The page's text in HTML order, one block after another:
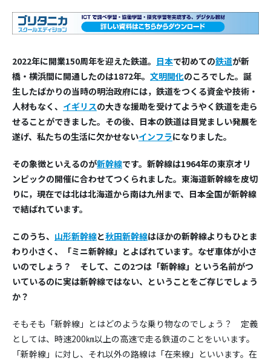
2022年に開業150周年を迎えた鉄道。 日本で初めての鉄道が新
橋・横浜間に開通したのは1872年。 文明開化のころでした。誕
生したばかりの当時の明治政府には，鉄道をつくる資金や技術・
人材もなく、 イギリスの大きな援助を受けてようやく鉄道を走ら
せることができました。その後、日本の鉄道は目覚ましい発展を
遂げ、私たちの生活に欠かせないインフラになりました。
その象徴といえるのが新幹線です。新幹線は1964年の東京オリ
ンピックの開催に合わせてつくられました。東海道新幹線を皮切
りに，現在では北は北海道から南は九州まで、日本全国が新幹線
で結ばれています。
このうち、 山形新幹線と秋田新幹線はほかの新幹線よりもひとま
わり小さく、「ミニ新幹線」とよばれています。なぜ車体が小さ
いのでしょう？ そして、この2つは「新幹線」という名前がつ
いているのに実は新幹線ではない、ということをご存じでしょう
か？
そもそも「新幹線」とはどのような乗り物なのでしょう？ 定義
としては、時速200㎞以上の高速で走る鉄道のことをいいます。
「新幹線」に対し、それ以外の路線は「在来線」といいます。在